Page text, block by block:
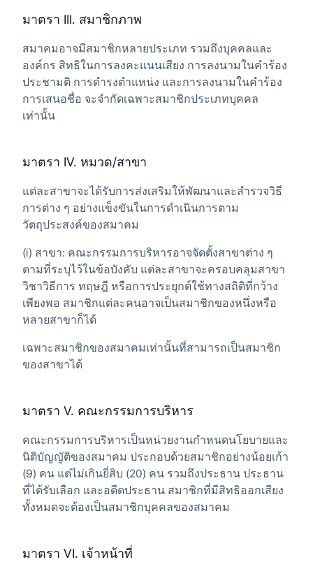
มาตรา III. สมาชิกภาพ
สมาคมอาจมีสมาชิกหลายประเภท รวมถึงบุคคลและ
องค์กร สิทธิในการลงคะแนนเสียง การลงนามในคำร้อง
ประชามติ การดำรงตำแหน่ง และการลงนามในคำร้อง
การเสนอชื่อ จะจำกัดเฉพาะสมาชิกประเภทบุคคล
เท่านั้น
มาตรา IV. หมวด/สาขา
แต่ละสาขาจะได้รับการส่งเสริมให้พัฒนาและสำรวจวิธี
การต่าง ๆ อย่างแข็งขันในการดำเนินการตาม
วัตถุประสงค์ของสมาคม
(i) สาขา: คณะกรรมการบริหารอาจจัดตั้งสาขาต่าง ๆ
ตามที่ระบุไว้ในข้อบังคับ แต่ละสาขาจะครอบคลุมสาขา
วิชาวิธีการ ทฤษฎี หรือการประยุกต์ใช้ทางสถิติที่กว้าง
เพียงพอ สมาชิกแต่ละคนอาจเป็นสมาชิกของหนึ่งหรือ
หลายสาขาก็ได้
เฉพาะสมาชิกของสมาคมเท่านั้นที่สามารถเป็นสมาชิก
ของสาขาได้
มาตรา V. คณะกรรมการบริหาร
คณะกรรมการบริหารเป็นหน่วยงานกำหนดนโยบายและ
นิติบัญญัติของสมาคม ประกอบด้วยสมาชิกอย่างน้อยเก้า
(9) คน แต่ไม่เกินยี่สิบ (20) คน รวมถึงประธาน ประธาน
ที่ได้รับเลือก และอดีตประธาน สมาชิกที่มีสิทธิออกเสียง
ทั้งหมดจะต้องเป็นสมาชิกบุคคลของสมาคม
มาตรา VI. เจ้าหน้าที่